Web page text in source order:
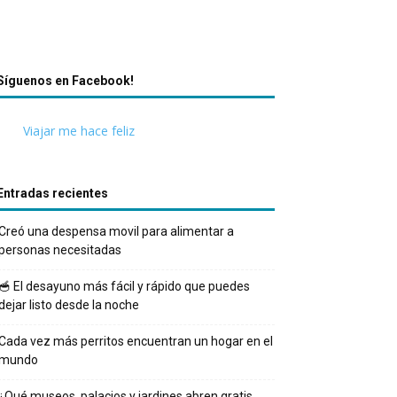
en Facebook!
Viajar me hace feliz
recientes
una despensa movil para alimentar a
necesitadas
El desayuno más fácil y rápido que puedes
listo desde la noche
vez más perritos encuentran un hogar en el